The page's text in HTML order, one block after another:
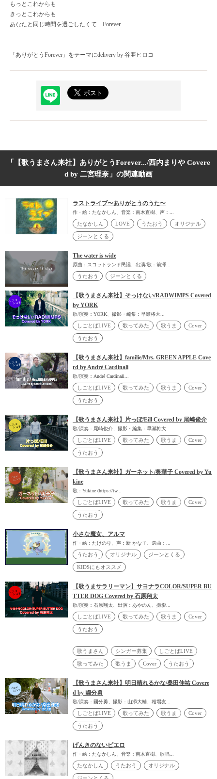
もっとこれからも
きっとこれからも
あなたと同じ時間を過ごしたくて Forever
「ありがとうForever」をテーマにdelivery by 谷亜ヒロコ
「【歌うまさん来社】ありがとうForever.../西内まりや Covere
d by 二宮理奈」の関連動画
ラストライブ〜ありがとうのうた〜
作・絵：たなかしん、音楽：南木直樹、声：...
たなかしん LOVE うたおう オリジナル
ジーンとくる
The water is wide
原曲：スコットランド民謡、出演/歌：前澤...
うたおう ジーンとくる
【歌うまさん来社】そっけない/RADWIMPS Covered
by YORK
歌/演奏：YORK、撮影・編集：早瀬将大...
しごとばLIVE 歌ってみた 歌うま Cover
うたおう
【歌うまさん来社】familie/Mrs. GREEN APPLE Cove
rd by André Cardinali
歌/演奏：André Cardinali...
しごとばLIVE 歌ってみた 歌うま Cover
うたおう
【歌うまさん来社】片っぽ/Eill Covered by 尾崎俊介
歌/演奏：尾崎俊介、撮影・編集：早瀬将大...
しごとばLIVE 歌ってみた 歌うま Cover
うたおう
【歌うまさん来社】ガーネット/奥華子 Covered by Yu
kine
歌：Yukine (https://tw...
しごとばLIVE 歌ってみた 歌うま Cover
うたおう
小さな魔女、アルマ
作・絵：たけのり、声：新 かな子、選曲：...
うたおう オリジナル ジーンとくる
KIDSにもオススメ
【歌うまサラリーマン】サヨナラCOLOR/SUPER BU
TTER DOG Covered by 石原翔太
歌/演奏：石原翔太、出演：あやのん、撮影...
しごとばLIVE 歌ってみた 歌うま Cover
うたおう
歌うまさん シンガー募集 しごとばLIVE
歌ってみた 歌うま Cover うたおう
【歌うまさん来社】明日晴れるかな/桑田佳祐 Covere
d by 國分勇
歌/演奏：國分勇、撮影：山添大輔、相場友...
しごとばLIVE 歌ってみた 歌うま Cover
うたおう
げんきのないピエロ
作・絵：たなかしん、音楽：南木直樹、歌唱...
たなかしん うたおう オリジナル